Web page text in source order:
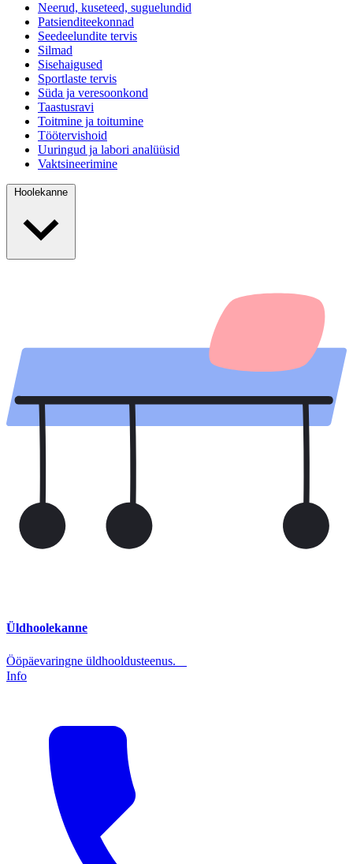
Neerud, kuseteed, suguelundid
Patsienditeekonnad
Seedeelundite tervis
Silmad
Sisehaigused
Sportlaste tervis
Süda ja veresoonkond
Taastusravi
Toitmine ja toitumine
Töötervishoid
Uuringud ja labori analüüsid
Vaktsineerimine
Hoolekanne
Üldhoolekanne
Ööpäevaringne üldhooldusteenus.
Info